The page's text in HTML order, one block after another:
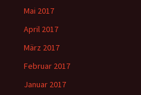
Mai 2017
April 2017
März 2017
Februar 2017
Januar 2017